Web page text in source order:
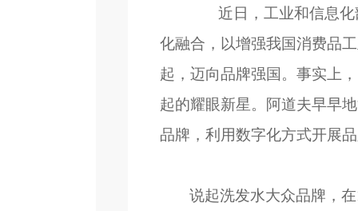
近日，工业和信息化部
化融合，以增强我国消费品
起，迈向品牌强国。事实上
起的耀眼新星。阿道夫早早
品牌，利用数字化方式开展
说起洗发水大众品牌，